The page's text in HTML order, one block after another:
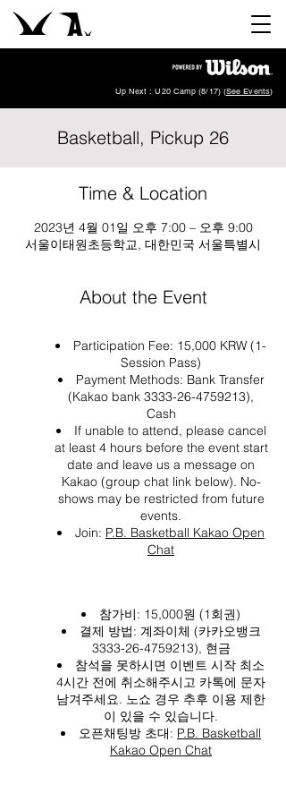
Up Next : U20 Camp (8/17) (See Events)
Basketball, Pickup 26
Time & Location
2023년 4월 01일 오후 7:00 – 오후 9:00
서울이태원초등학교, 대한민국 서울특별시
About the Event
Participation Fee: 15,000 KRW (1-
Session Pass)
Payment Methods: Bank Transfer
(Kakao bank 3333-26-4759213),
Cash
If unable to attend, please cancel
at least 4 hours before the event start
date and leave us a message on
Kakao (group chat link below). No-
shows may be restricted from future
events.
Join: P.B. Basketball Kakao Open
Chat
참가비: 15,000원 (1회권)
결제 방법: 계좌이체 (카카오뱅크
3333-26-4759213), 현금
참석을 못하시면 이벤트 시작 최소
4시간 전에 취소해주시고 카톡에 문자
남겨주세요. 노쇼 경우 추후 이용 제한
이 있을 수 있습니다.
오픈채팅방 초대: P.B. Basketball
Kakao Open Chat